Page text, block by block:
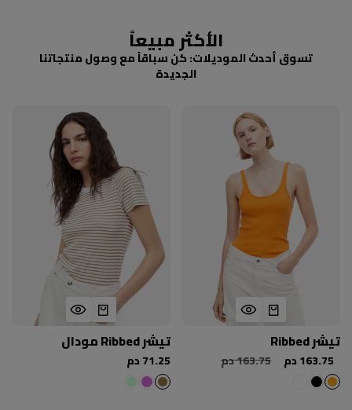
الأكثر مبيعاً
تسوق أحدث الموديلات: كن سباقاً مع وصول منتجاتنا
الجديدة
تيشر Ribbed
163.75 دم 163.75 دم
تيشر Ribbed مودال
71.25 دم